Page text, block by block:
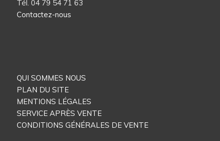
Tél. 04 79 54 71 63
Contactez-nous
QUI SOMMES NOUS
PLAN DU SITE
MENTIONS LÉGALES
SERVICE APRÈS VENTE
CONDITIONS GÉNÉRALES DE VENTE